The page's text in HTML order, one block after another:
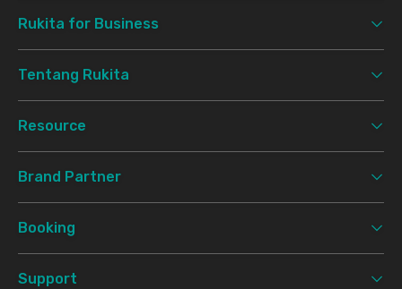
Rukita for Business
Tentang Rukita
Resource
Brand Partner
Booking
Support